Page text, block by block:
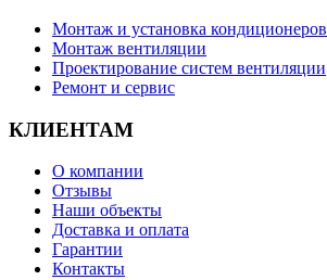
Монтаж и установка кондиционеров
Монтаж вентиляции
Проектирование систем вентиляции
Ремонт и сервис
КЛИЕНТАМ
О компании
Отзывы
Наши объекты
Доставка и оплата
Гарантии
Контакты